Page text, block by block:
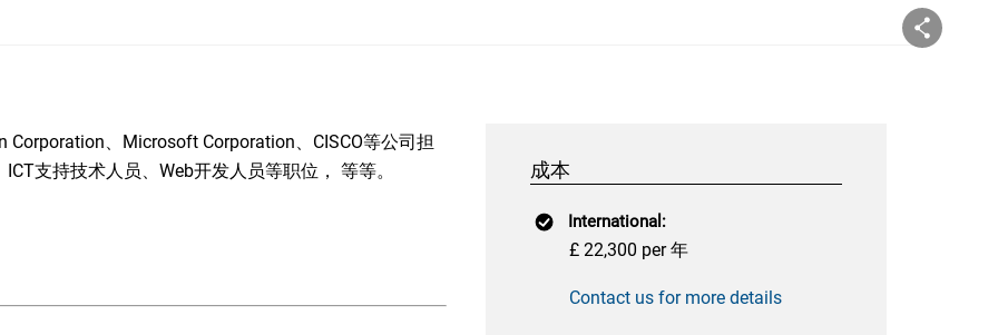
、Microsoft Corporation、CISCO等公司担
支持技术人员、Web开发人员等职位， 等等。
成本
International:
£ 22,300 per 年
Contact us for more details